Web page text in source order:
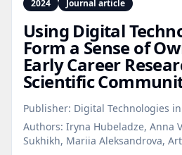
2024 Journal article
Using Digital
Form a Sense of
Early Career
Scientific
Publisher: Digital Technologies
Authors: Iryna Hubeladze, Anna
Sukhikh, Mariia Aleksandrova,